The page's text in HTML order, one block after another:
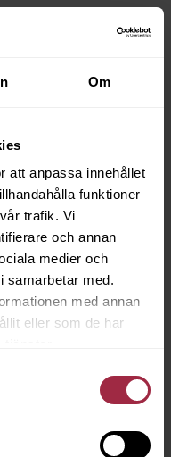
Om
att anpassa innehållet
funktioner
trafik. Vi
och annan
medier och
samarbetar med.
med annan
eller som de har